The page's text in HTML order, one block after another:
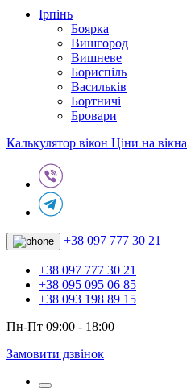
Ірпінь
Боярка
Вишгород
Вишневе
Бориспіль
Васильків
Бортничі
Бровари
Калькулятор вікон Ціни на вікна
+38 097 777 30 21
+38 097 777 30 21
+38 095 095 06 85
+38 093 198 89 15
Пн-Пт 09:00 - 18:00
Замовити дзвінок